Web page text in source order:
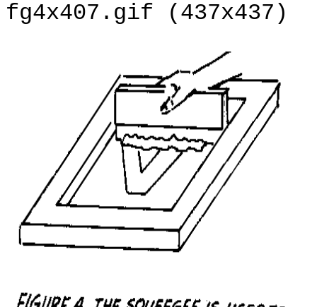
fg4x407.gif (437x437)